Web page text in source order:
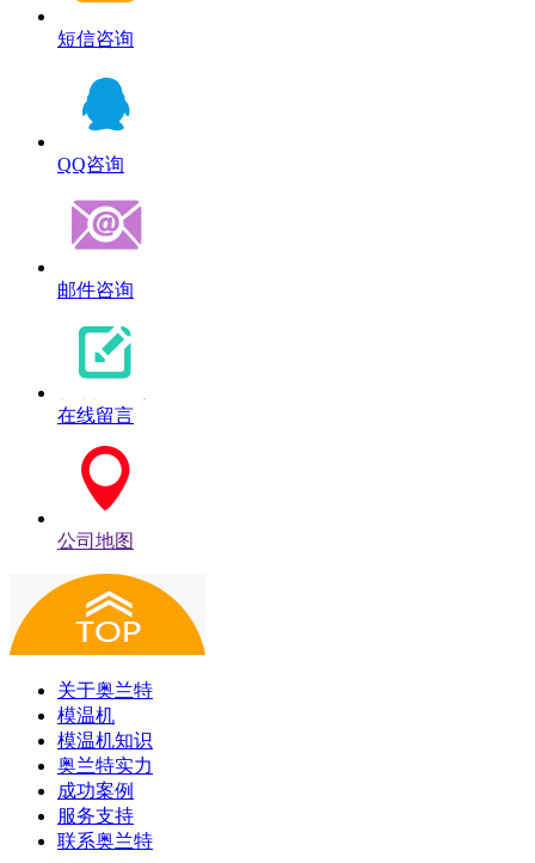
短信咨询
QQ咨询
邮件咨询
在线留言
公司地图
关于奥兰特
模温机
模温机知识
奥兰特实力
成功案例
服务支持
联系奥兰特